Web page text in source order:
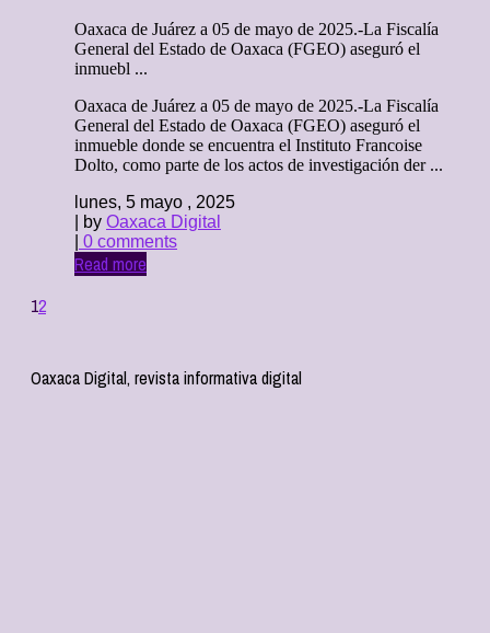
Oaxaca de Juárez a 05 de mayo de 2025.-La Fiscalía
General del Estado de Oaxaca (FGEO) aseguró el
inmuebl ...
Oaxaca de Juárez a 05 de mayo de 2025.-La Fiscalía
General del Estado de Oaxaca (FGEO) aseguró el
inmueble donde se encuentra el Instituto Francoise
Dolto, como parte de los actos de investigación der ...
lunes, 5 mayo , 2025
| by Oaxaca Digital
0 comments
Read more
12
Oaxaca Digital, revista informativa digital